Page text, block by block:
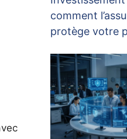
comment
protège votre